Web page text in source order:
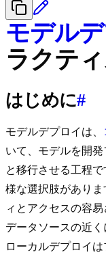
モデル
ラクテ
はじめに#
モデルデプロイは、
いて、モデルを開
と移行させる工程で
様な選択肢があり
ィとアクセスの容
データソースの近く
ローカルデプロイ